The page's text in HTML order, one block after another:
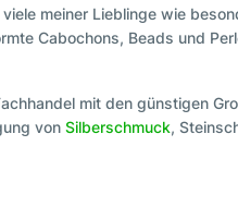
meiner Lieblinge wie
Cabochons, Beads und
mit den günstigen
von Silberschmuck,